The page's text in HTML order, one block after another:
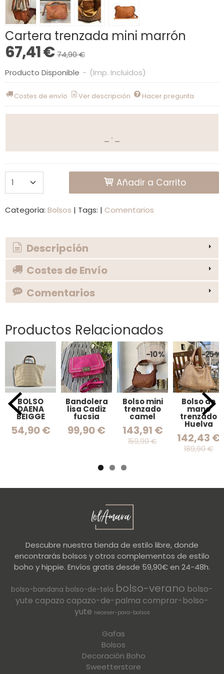
Cartera trenzada mini marrón
67,41 €74,90 €
Producto Disponible - (Imp. Incluidos)
Costes de envío Ver descripción Hacer pregunta
Añadir a Carrito
Categoría: Bolsos | Tags: | Comentarios
Descripción
Costes de Envío
Comentarios
Productos Relacionados
BOLSO
DAENA
BEIGGE
54,90 €
Bandolera
lisa Cadiz
fucsia
99,90 €
-10 %
Bolso mini
trenzado
camel
143,91 €
159,90 €
-25 %
Bolso de
mano
trenzado
Huelva
142,43 €
189,90 €
Descubre nuestra tienda de estilo libre, donde
encontrarás bolsos y otros complementos de estilo
boho y hippie. Envíos gratis desde 59,90€ en 24-48h.
bolso-bandana bolso-de-tela bolso-verano bolso-
yute capazo capazo-de-palma comprar-bolso-
yute neceser-para-bolsos
Gafas
Bolsos
Decoración Boho
Sweetterstore